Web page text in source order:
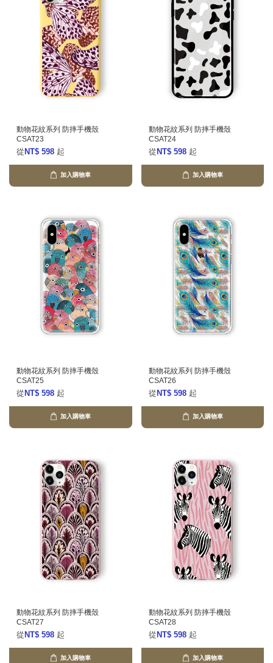
動物花紋系列 防摔手機殼
CSAT23
從NT$ 598 起
加入購物車
動物花紋系列 防摔手機殼
CSAT24
從NT$ 598 起
加入購物車
動物花紋系列 防摔手機殼
CSAT25
從NT$ 598 起
加入購物車
動物花紋系列 防摔手機殼
CSAT26
從NT$ 598 起
加入購物車
動物花紋系列 防摔手機殼
CSAT27
從NT$ 598 起
加入購物車
動物花紋系列 防摔手機殼
CSAT28
從NT$ 598 起
加入購物車